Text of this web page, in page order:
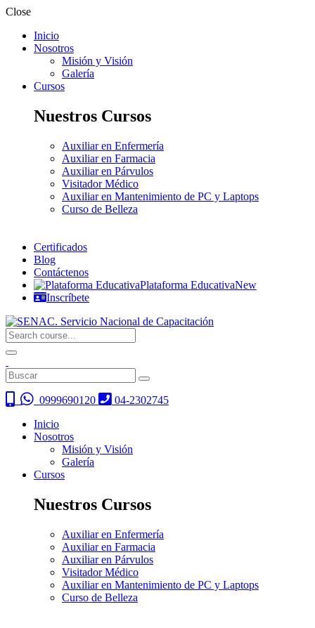
Close
Inicio
Nosotros
Misión y Visión
Galería
Cursos
Nuestros Cursos
Auxiliar en Enfermería
Auxiliar en Farmacia
Auxiliar en Párvulos
Visitador Médico
Auxiliar en Mantenimiento de PC y Laptops
Curso de Belleza
Certificados
Blog
Contáctenos
Plataforma EducativaNew
Inscríbete
0999690120
04-2302745
Inicio
Nosotros
Misión y Visión
Galería
Cursos
Nuestros Cursos
Auxiliar en Enfermería
Auxiliar en Farmacia
Auxiliar en Párvulos
Visitador Médico
Auxiliar en Mantenimiento de PC y Laptops
Curso de Belleza